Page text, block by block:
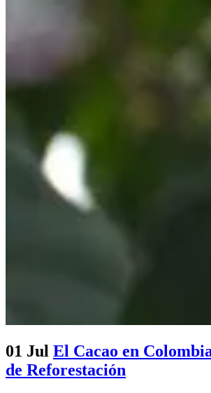
01 Jul El Cacao en
de Reforestación